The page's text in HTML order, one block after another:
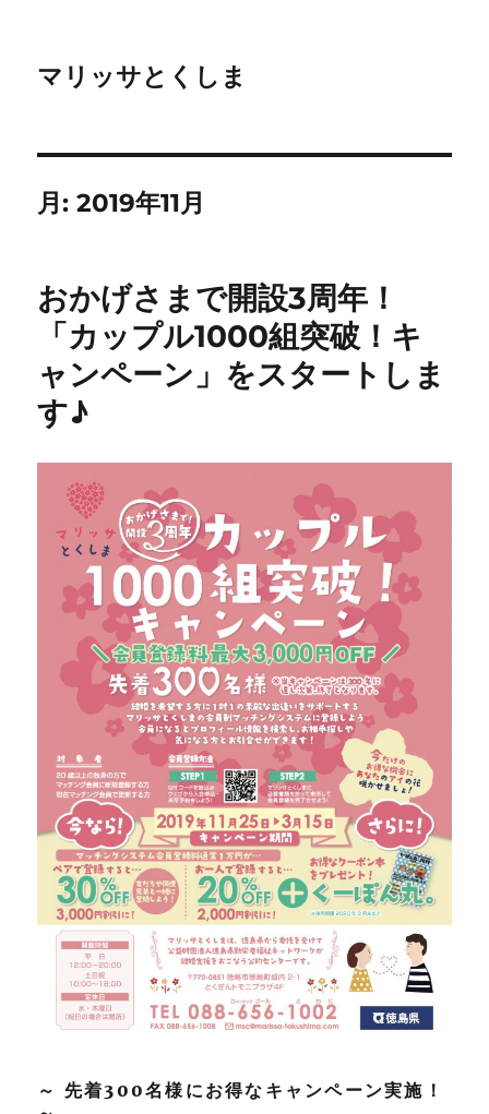
マリッサとくしま
月:2019年11月
おかげさまで開設3周年！
「カップル1000組突破！キ
ャンペーン」をスタートしま
す♪
～ 先着300名様にお得なキャンペーン実施！